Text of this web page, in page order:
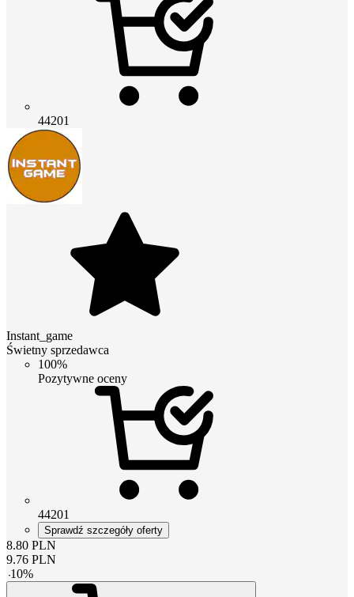
44201
Instant_game
Świetny sprzedawca
100%
Pozytywne oceny
44201
Sprawdź szczegóły oferty
8.80 PLN
9.76 PLN
-10%